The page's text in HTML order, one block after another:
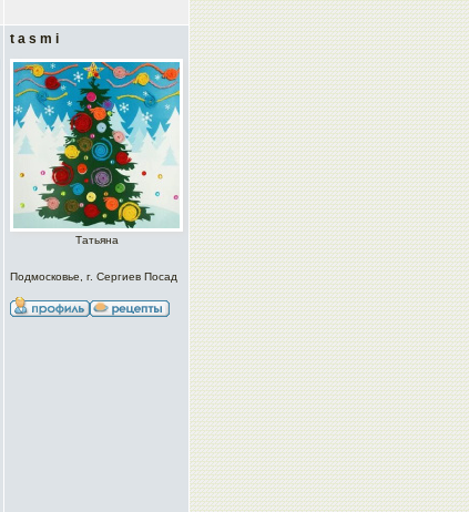
t a s m i
Татьяна
Подмосковье, г. Сергиев Посад